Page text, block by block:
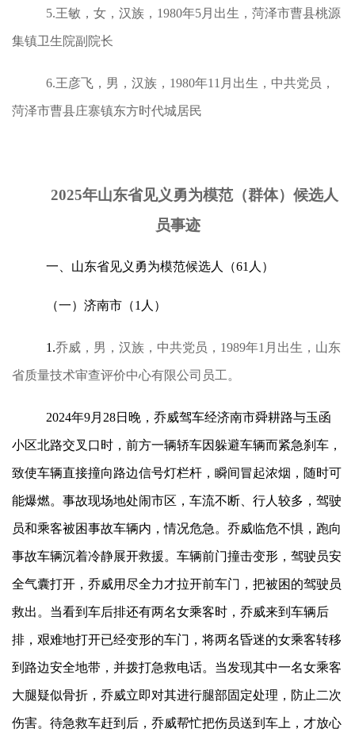
5.王敏，女，汉族，1980年5月出生，菏泽市曹县桃源
集镇卫生院副院长
6.王彦飞，男，汉族，1980年11月出生，中共党员，
菏泽市曹县庄寨镇东方时代城居民
2025年山东省见义勇为模范（群体）候选人
员事迹
一、山东省见义勇为模范候选人（61人）
（一）济南市（1人）
1.乔威，男，汉族，中共党员，1989年1月出生，山东
省质量技术审查评价中心有限公司员工。
2024年9月28日晚，乔威驾车经济南市舜耕路与玉函
小区北路交叉口时，前方一辆轿车因躲避车辆而紧急刹车，
致使车辆直接撞向路边信号灯栏杆，瞬间冒起浓烟，随时可
能爆燃。事故现场地处闹市区，车流不断、行人较多，驾驶
员和乘客被困事故车辆内，情况危急。乔威临危不惧，跑向
事故车辆沉着冷静展开救援。车辆前门撞击变形，驾驶员安
全气囊打开，乔威用尽全力才拉开前车门，把被困的驾驶员
救出。当看到车后排还有两名女乘客时，乔威来到车辆后
排，艰难地打开已经变形的车门，将两名昏迷的女乘客转移
到路边安全地带，并拨打急救电话。当发现其中一名女乘客
大腿疑似骨折，乔威立即对其进行腿部固定处理，防止二次
伤害。待急救车赶到后，乔威帮忙把伤员送到车上，才放心